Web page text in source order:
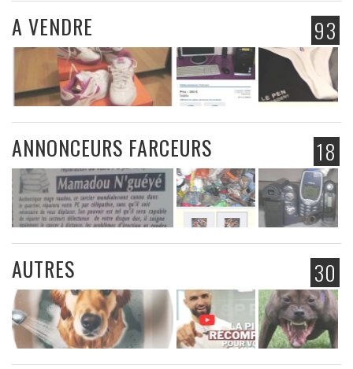
93
A VENDRE
18
ANNONCEURS FARCEURS
30
AUTRES